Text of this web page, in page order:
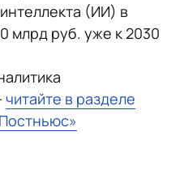
(ИИ) в
млрд руб. уже к 2030
читайте в разделе